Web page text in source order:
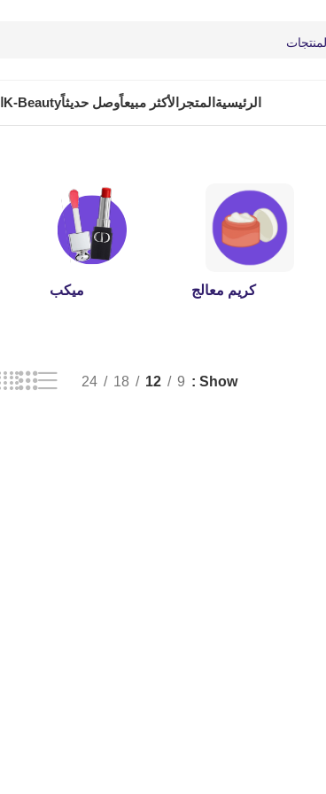
الرئيسية المتجر الأكثر مبيعاًوصل حديثاًK-Beauty
كريم معالج ميكب
Show
9
12
18
24